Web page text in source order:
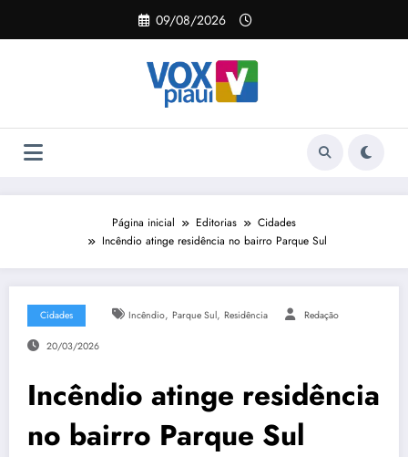
o
09/08/2026
Página inicial Editorias
Cidades
Incêndio atinge residência no bairro Parque Sul
Cidades Incêndio, Parque Sul, Residência Redação
20/03/2026
Incêndio atinge residência
no bairro Parque Sul